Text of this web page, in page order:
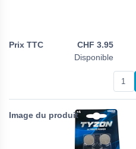
CHF 3.95
Disponible